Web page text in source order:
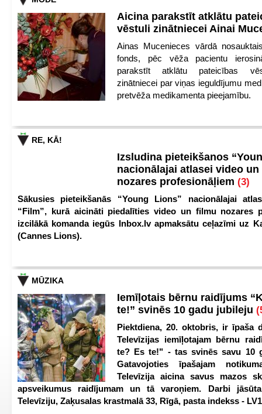
Aicina parakstīt atklātu
vēstuli zinātniecei Ainai
Ainas Mucenieces vārdā
fonds, pēc vēža pacientu
parakstīt atklātu pateicības
zinātniecei par viņas ieguldījumu
pretvēža medikamenta pieejamību.
RE, KĀ!
Izsludina pieteikšanos
nacionālajai atlasei video
nozares profesionāļiem (3)
Sākusies pieteikšanās “Young Lions” nacionālajai
“Film”, kurā aicināti piedalīties video un filmu nozares
izcilākā komanda iegūs Inbox.lv apmaksātu ceļazīmi uz
(Cannes Lions).
MŪZIKA
Iemīļotais bērnu raidījums
te!” svinēs 10 gadu jubileju
Piektdiena, 20. oktobris, ir īpaša
Televīzijas iemīļotajam bērnu
te? Es te!" - tas svinēs savu 10
Gatavojoties īpašajam
Televīzija aicina savus mazos
apsveikumus raidījumam un tā varoņiem. Darbi
Televīziju, Zaķusalas krastmalā 33, Rīgā, pasta indekss -